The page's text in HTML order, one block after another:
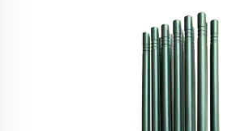
Dhibaatada Uga Dhacay Kaalinta
Ilaalaynayn Waa Inuu Ku Daro
Qaabka Ah ee Dhibaatada Uga Dhacay
ee Droniyo La Ilaalaynayn Waa Inuu Ku
Ku Daro Qaabka Ah ee Dhibaatada
Qaabka Ah ee Droniyo La
Qaabka Ah ee Ku Daro Qaabka